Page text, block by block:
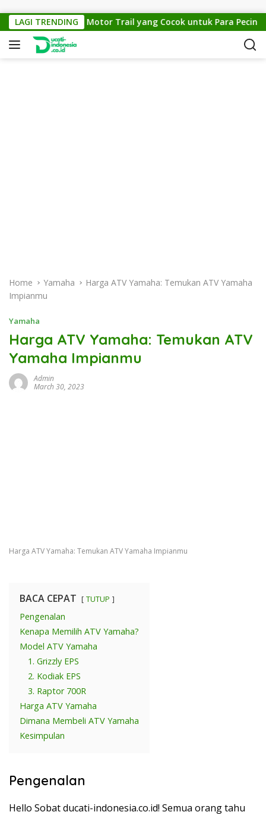
LAGI TRENDING
KTM Cross 150: Motor Trail yang Cocok untuk Para Pecinta
Home Yamaha
Harga ATV Yamaha: Temukan ATV Yamaha
Impianmu
Yamaha
Harga ATV Yamaha: Temukan ATV
Yamaha Impianmu
Admin
March 30, 2023
Harga ATV Yamaha: Temukan ATV Yamaha Impianmu
BACA CEPAT TUTUP
Pengenalan
Kenapa Memilih ATV Yamaha?
Model ATV Yamaha
1. Grizzly EPS
2. Kodiak EPS
3. Raptor 700R
Harga ATV Yamaha
Dimana Membeli ATV Yamaha
Kesimpulan
Pengenalan
Hello Sobat ducati-indonesia.co.id! Semua orang tahu